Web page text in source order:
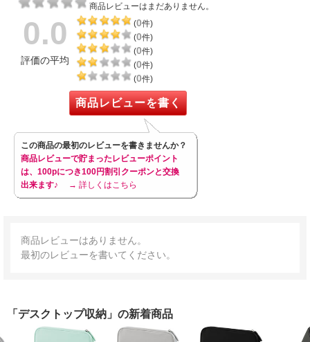
商品レビューはまだありません。
0.0
評価の平均
(0件)
(0件)
(0件)
(0件)
(0件)
商品レビューを書く
この商品の最初のレビューを書きませんか？
商品レビューで貯まったレビューポイント
は、100pにつき100円割引クーポンと交換
出来ます♪
→ 詳しくはこちら
商品レビューはありません。
最初のレビューを書いてください。
「デスクトップ収納」の新着商品